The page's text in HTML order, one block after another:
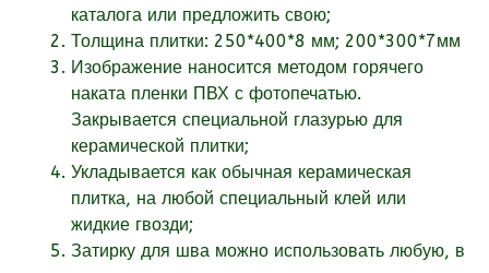
каталога или предложить свою;
Толщина плитки: 250*400*8 мм; 200*300*7мм
Изображение наносится методом горячего
наката пленки ПВХ с фотопечатью.
Закрывается специальной глазурью для
керамической плитки;
Укладывается как обычная керамическая
плитка, на любой специальный клей или
жидкие гвозди;
Затирку для шва можно использовать любую, в